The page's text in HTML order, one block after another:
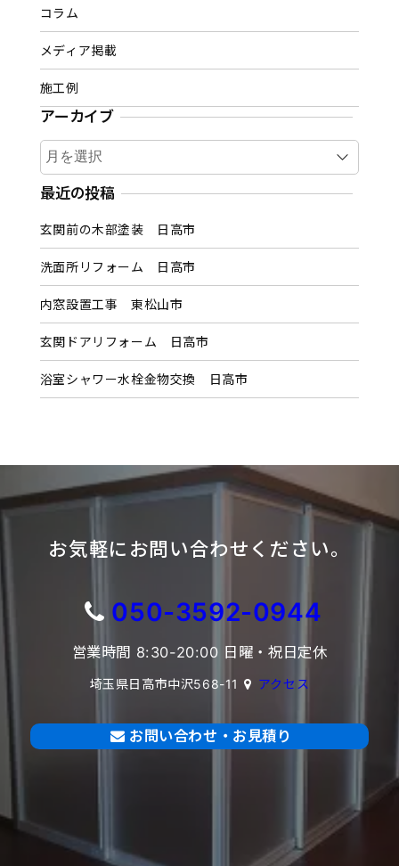
コラム
メディア掲載
施工例
アーカイブ
ア
ー
カ
ブ
最近の投稿
玄関前の木部塗装 日高市
洗面所リフォーム 日高市
内窓設置工事 東松山市
玄関ドアリフォーム 日高市
浴室シャワー水栓金物交換 日高市
お気軽にお問い合わせください。
050-3592-0944
営業時間 8:30-20:00 日曜・祝日定休
埼玉県日高市中沢568-11 アクセス
お問い合わせ・お見積り